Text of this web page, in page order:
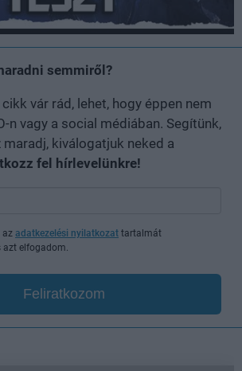
semmiről?
vár rád, lehet, hogy éppen nem
n vagy a social médiában. Segítünk,
kiválogatjuk neked a
fel hírlevelünkre!
az adatkezelési nyilatkozat tartalmát
elfogadom.
Feliratkozom